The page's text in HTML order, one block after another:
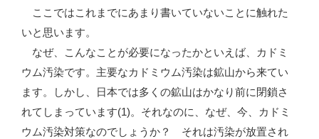
ここではこれまでにあまり書いていないことに触れた
いと思います。
なぜ、こんなことが必要になったかといえば、カドミ
ウム汚染です。主要なカドミウム汚染は鉱山から来てい
ます。しかし、日本では多くの鉱山はかなり前に閉鎖さ
れてしまっています(1)。それなのに、なぜ、今、カドミ
ウム汚染対策なのでしょうか？ それは汚染が放置され